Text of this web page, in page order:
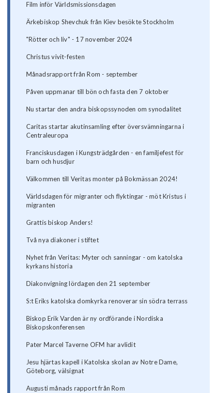
Film inför Världsmissionsdagen
Ärkebiskop Shevchuk från Kiev besökte Stockholm
"Rötter och liv" - 17 november 2024
Christus vivit-festen
Månadsrapport från Rom - september
Påven uppmanar till bön och fasta den 7 oktober
Nu startar den andra biskopssynoden om synodalitet
Caritas startar akutinsamling efter översvämningarna i
Centraleuropa
Franciskusdagen i Kungsträdgården - en familjefest för
barn och husdjur
Välkommen till Veritas monter på Bokmässan 2024!
Världsdagen för migranter och flyktingar - möt Kristus i
migranten
Grattis biskop Anders!
Två nya diakoner i stiftet
Nyhet från Veritas: Myter och sanningar - om katolska
kyrkans historia
Diakonvigning lördagen den 21 september
S:t Eriks katolska domkyrka renoverar sin södra terrass
Biskop Erik Varden är ny ordförande i Nordiska
Biskopskonferensen
Pater Marcel Taverne OFM har avlidit
Jesu hjärtas kapell i Katolska skolan av Notre Dame,
Göteborg, välsignat
Augusti månads rapport från Rom